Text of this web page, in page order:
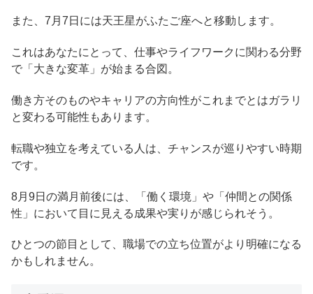
また、7月7日には天王星がふたご座へと移動します。
これはあなたにとって、仕事やライフワークに関わる分野
で「大きな変革」が始まる合図。
働き方そのものやキャリアの方向性がこれまでとはガラリ
と変わる可能性もあります。
転職や独立を考えている人は、チャンスが巡りやすい時期
です。
8月9日の満月前後には、「働く環境」や「仲間との関係
性」において目に見える成果や実りが感じられそう。
ひとつの節目として、職場での立ち位置がより明確になる
かもしれません。